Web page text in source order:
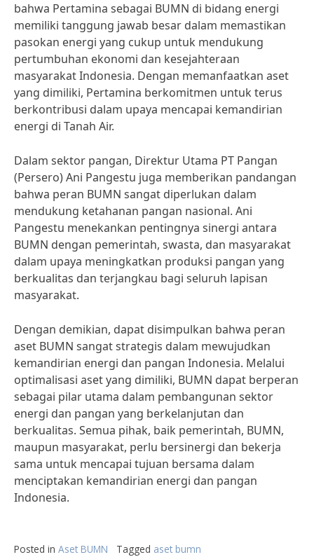
bahwa Pertamina sebagai BUMN di bidang energi
memiliki tanggung jawab besar dalam memastikan
pasokan energi yang cukup untuk mendukung
pertumbuhan ekonomi dan kesejahteraan
masyarakat Indonesia. Dengan memanfaatkan aset
yang dimiliki, Pertamina berkomitmen untuk terus
berkontribusi dalam upaya mencapai kemandirian
energi di Tanah Air.
Dalam sektor pangan, Direktur Utama PT Pangan
(Persero) Ani Pangestu juga memberikan pandangan
bahwa peran BUMN sangat diperlukan dalam
mendukung ketahanan pangan nasional. Ani
Pangestu menekankan pentingnya sinergi antara
BUMN dengan pemerintah, swasta, dan masyarakat
dalam upaya meningkatkan produksi pangan yang
berkualitas dan terjangkau bagi seluruh lapisan
masyarakat.
Dengan demikian, dapat disimpulkan bahwa peran
aset BUMN sangat strategis dalam mewujudkan
kemandirian energi dan pangan Indonesia. Melalui
optimalisasi aset yang dimiliki, BUMN dapat berperan
sebagai pilar utama dalam pembangunan sektor
energi dan pangan yang berkelanjutan dan
berkualitas. Semua pihak, baik pemerintah, BUMN,
maupun masyarakat, perlu bersinergi dan bekerja
sama untuk mencapai tujuan bersama dalam
menciptakan kemandirian energi dan pangan
Indonesia.
Posted in Aset BUMN Tagged aset bumn